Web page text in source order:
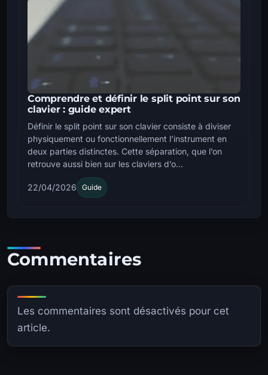
Comprendre et définir le split point sur son
clavier : guide expert
Définir le split point sur son clavier consiste à diviser
physiquement ou fonctionnellement l’instrument en
deux parties distinctes. Cette séparation, que l’on
retrouve aussi bien sur les claviers d’o...
22/04/2026 Guide
Commentaires
Les commentaires sont désactivés pour cet
article.